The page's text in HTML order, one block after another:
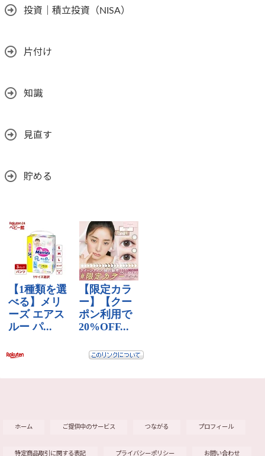
投資｜積立投資（NISA）
片付け
知識
見直す
貯める
ホーム ご提供中のサービス つながる プロフィール
特定商品取引に関する表記 プライバシーポリシー お問い合わせ